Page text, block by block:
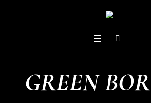
GREEN